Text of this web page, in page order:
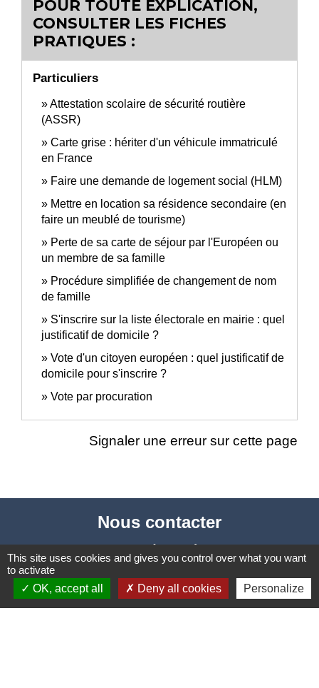
POUR TOUTE EXPLICATION,
CONSULTER LES FICHES
PRATIQUES :
Particuliers
Attestation scolaire de sécurité routière
(ASSR)
Carte grise : hériter d'un véhicule immatriculé
en France
Faire une demande de logement social (HLM)
Mettre en location sa résidence secondaire (en
faire un meublé de tourisme)
Perte de sa carte de séjour par l'Européen ou
un membre de sa famille
Procédure simplifiée de changement de nom
de famille
S'inscrire sur la liste électorale en mairie : quel
justificatif de domicile ?
Vote d'un citoyen européen : quel justificatif de
domicile pour s'inscrire ?
Vote par procuration
Signaler une erreur sur cette page
Nous contacter
Commune de Puylaurens
81700 Puylaurens - FRANCE
+33 5 63 75 00 18
This site uses cookies and gives you control over what you want
to activate
OK, accept all
Deny all cookies Personalize